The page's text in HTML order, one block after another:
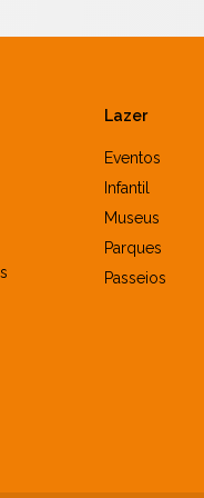
Lazer
Eventos
Infantil
Museus
Parques
Passeios